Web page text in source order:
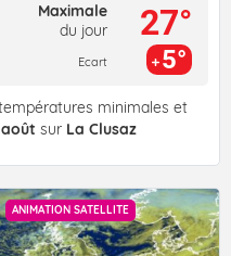
Maximale
du jour
Ecart
27°
5°
minimales et
août sur La Clusaz
ANIMATION SATELLITE